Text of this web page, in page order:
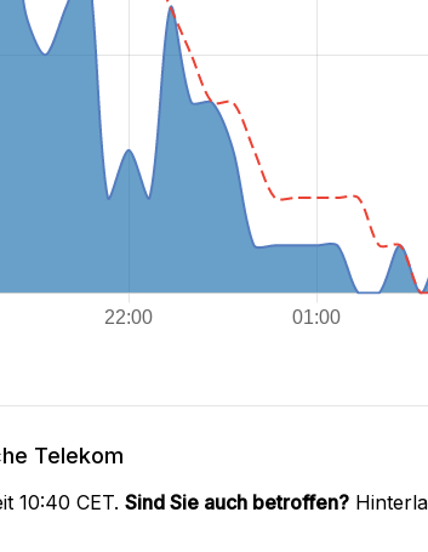
Telekom
10:40 CET. Sind Sie auch betroffen?